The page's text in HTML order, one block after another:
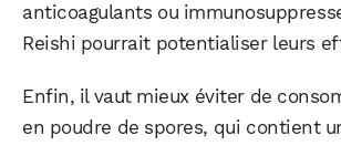
anticoagulants ou
Reishi pourrait potentialiser leurs
Enfin, il vaut mieux éviter de
en poudre de spores, qui contient